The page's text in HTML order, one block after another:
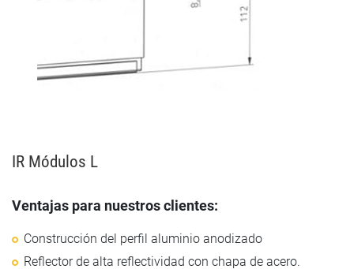
IR Módulos L
Ventajas para nuestros clientes:
Construcción del perfil aluminio anodizado
Reflector de alta reflectividad con chapa de acero.